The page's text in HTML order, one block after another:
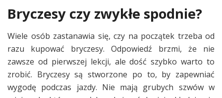
Bryczesy czy zwykłe spodnie?
Wiele osób zastanawia się, czy na początek trzeba od
razu kupować bryczesy. Odpowiedź brzmi, że nie
zawsze od pierwszej lekcji, ale dość szybko warto to
zrobić. Bryczesy są stworzone po to, by zapewniać
wygodę podczas jazdy. Nie mają grubych szwów w